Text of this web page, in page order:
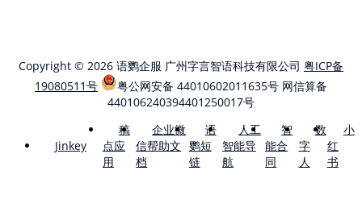
Copyright © 2026 语鹦企服 广州字言智语科技有限公司 粤ICP备
19080511号
粤公网安备 44010602011635号 网信算备
440106240394401250017号
Jinkey
稿
点应
用
企业微
信帮助文
档
语
鹦短
链
人工
智能导
航
智
能合
同
数
字
人
小
红
书